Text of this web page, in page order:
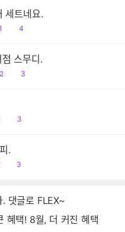
세트네요.
댓
4
스무디.
공
2
댓
3
댓
3
.
댓
3
댓글로 FLEX~
혜택! 8월, 더 커진 혜택